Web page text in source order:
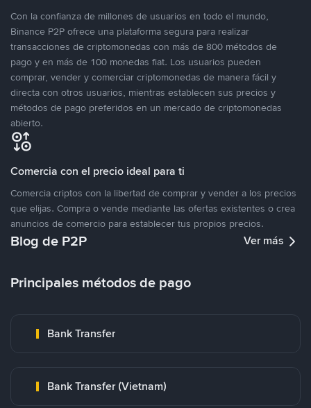
Con la confianza de millones de usuarios en todo el mundo,
Binance P2P ofrece una plataforma segura para realizar
transacciones de criptomonedas con más de 800 métodos de
pago y en más de 100 monedas fiat. Los usuarios pueden
comprar, vender y comerciar criptomonedas de manera fácil y
directa con otros usuarios, mientras establecen sus precios y
métodos de pago preferidos en un mercado de criptomonedas
abierto.
Comercia con el precio ideal para ti
Comercia criptos con la libertad de comprar y vender a los precios
que elijas. Compra o vende mediante las ofertas existentes o crea
anuncios de comercio para establecer tus propios precios.
Blog de P2P Ver más
Principales métodos de pago
Bank Transfer
Bank Transfer (Vietnam)